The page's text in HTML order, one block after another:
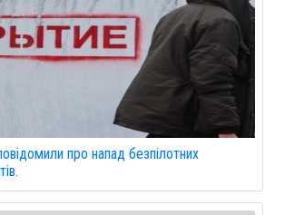
про напад безпілотних